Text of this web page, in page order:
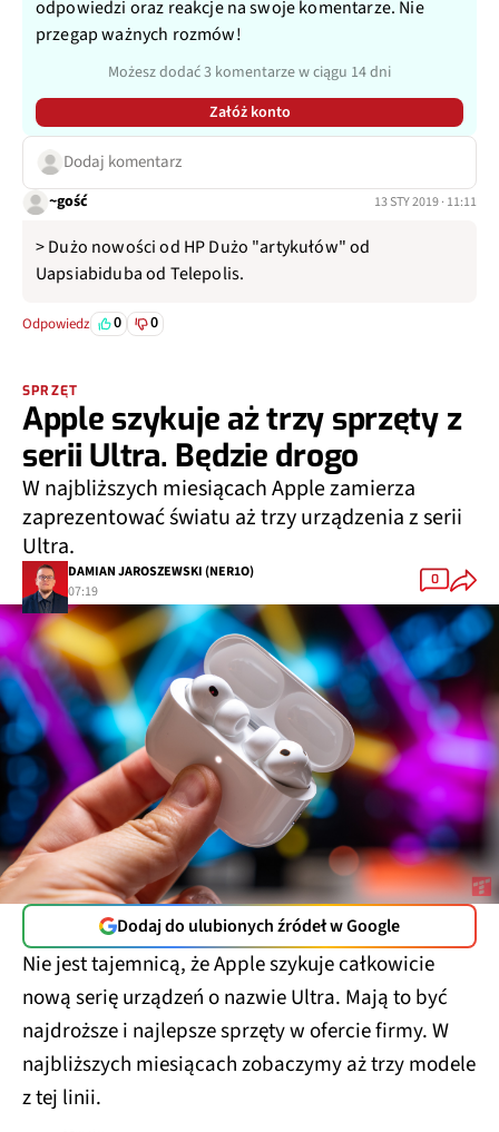
odpowiedzi oraz reakcje na swoje komentarze. Nie
przegap ważnych rozmów!
Możesz dodać 3 komentarze w ciągu 14 dni
Załóż konto
Dodaj komentarz
~gość 13 STY 2019 · 11:11
> Dużo nowości od HP Dużo "artykułów" od
Uapsiabiduba od Telepolis.
Odpowiedz 0 0
SPRZĘT
Apple szykuje aż trzy sprzęty z
serii Ultra. Będzie drogo
W najbliższych miesiącach Apple zamierza
zaprezentować światu aż trzy urządzenia z serii
Ultra.
DAMIAN JAROSZEWSKI (NER1O)
07:19
0
Dodaj do ulubionych źródeł w Google
Nie jest tajemnicą, że Apple szykuje całkowicie
nową serię urządzeń o nazwie Ultra. Mają to być
najdroższe i najlepsze sprzęty w ofercie firmy. W
najbliższych miesiącach zobaczymy aż trzy modele
z tej linii.